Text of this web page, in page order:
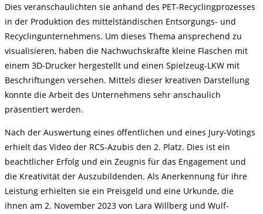
Dies veranschaulichten sie anhand des PET-Recyclingprozesses
in der Produktion des mittelständischen Entsorgungs- und
Recyclingunternehmens. Um dieses Thema ansprechend zu
visualisieren, haben die Nachwuchskräfte kleine Flaschen mit
einem 3D-Drucker hergestellt und einen Spielzeug-LKW mit
Beschriftungen versehen. Mittels dieser kreativen Darstellung
konnte die Arbeit des Unternehmens sehr anschaulich
präsentiert werden.
Nach der Auswertung eines öffentlichen und eines Jury-Votings
erhielt das Video der RCS-Azubis den 2. Platz. Dies ist ein
beachtlicher Erfolg und ein Zeugnis für das Engagement und
die Kreativität der Auszubildenden. Als Anerkennung für ihre
Leistung erhielten sie ein Preisgeld und eine Urkunde, die
ihnen am 2. November 2023 von Lara Willberg und Wulf-